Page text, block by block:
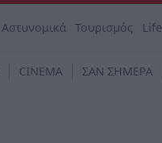
Αστυνομικά Τουρισμός Life
CINEMA ΣΑΝ ΣΗΜΕΡΑ